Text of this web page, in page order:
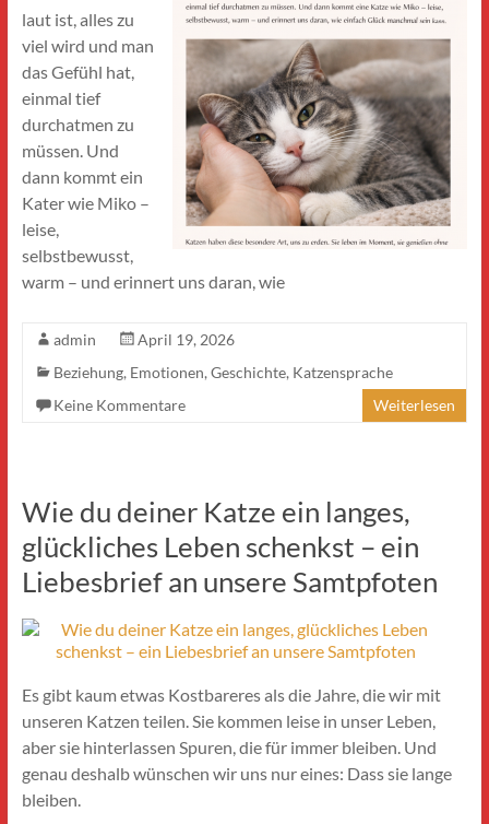
laut ist, alles zu
viel wird und man
das Gefühl hat,
einmal tief
durchatmen zu
müssen. Und
dann kommt ein
Kater wie Miko –
leise,
selbstbewusst,
warm – und erinnert uns daran, wie
admin
April 19, 2026
Beziehung, Emotionen, Geschichte, Katzensprache
Keine Kommentare
Weiterlesen
Wie du deiner Katze ein langes,
glückliches Leben schenkst – ein
Liebesbrief an unsere Samtpfoten
Es gibt kaum etwas Kostbareres als die Jahre, die wir mit
unseren Katzen teilen. Sie kommen leise in unser Leben,
aber sie hinterlassen Spuren, die für immer bleiben. Und
genau deshalb wünschen wir uns nur eines: Dass sie lange
bleiben.